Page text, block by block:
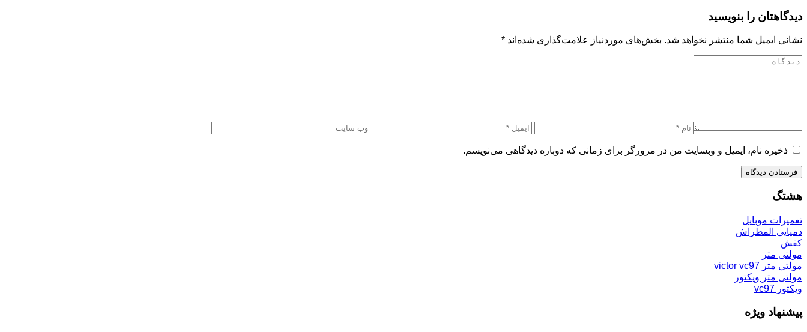
دیدگاهتان را بنویسید
نشانی ایمیل شما منتشر نخواهد شد. بخش‌های موردنیاز علامت‌گذاری شده‌اند *
ذخیره نام، ایمیل و وبسایت من در مرورگر برای زمانی که دوباره دیدگاهی می‌نویسم.
هشتگ
تعمیرات موبایل
دمپایی المطراش
کفش
مولتی متر
مولتی متر victor vc97
مولتی متر ویکتور
ویکتور vc97
پیشنهاد ویژه